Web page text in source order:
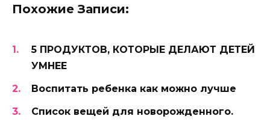
Похожие Записи:
5 ПРОДУКТОВ, КОТОРЫЕ ДЕЛАЮТ ДЕТЕЙ
УМНЕЕ
Воспитать ребенка как можно лучше
Список вещей для новорожденного.